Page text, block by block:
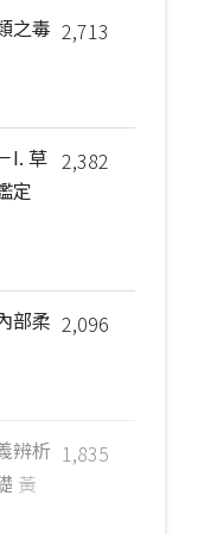
2,713
之毒
2,382
I. 草
定
2,096
部柔
1,835
辨析
黃